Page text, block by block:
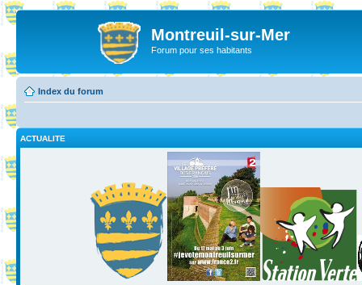
Montreuil-sur-Mer
Forum pour ses habitants
Index du forum
ACTUALITE